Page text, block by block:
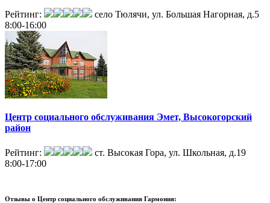
Рейтинг:
село Тюлячи, ул. Большая Нагорная, д.5
8:00-16:00
Центр социального обслуживания Эмет, Высокогорский
район
Рейтинг:
ст. Высокая Гора, ул. Школьная, д.19
8:00-17:00
Отзывы о Центр социального обслуживания Гармония: